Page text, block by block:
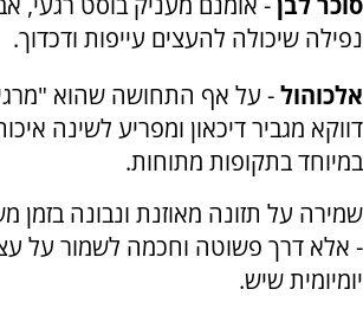
נפילה שיכולה להעצים עייפות ודכדוך.
אלכוהול- על אף התחושה שהוא
דווקא מגביר דיכאון ומפריע לשינה
במיוחד בתקופות מתוחות.
שמירה על תזונה מאוזנת ונבונה בזמן
- אלא דרך פשוטה וחכמה לשמור על
יומיומית שיש.